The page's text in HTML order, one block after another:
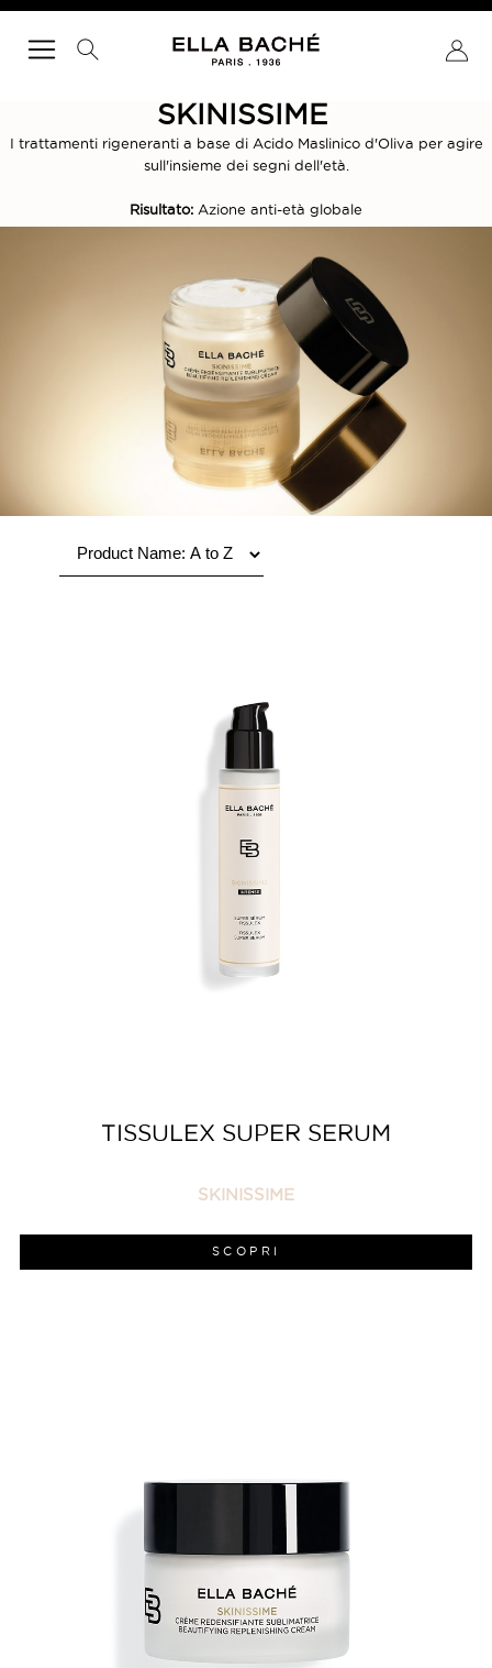
RICERCA
SKINISSIME
I trattamenti rigeneranti a base di Acido Maslinico d'Oliva per agire
sull'insieme dei segni dell'età.
Risultato: Azione anti-età globale
TISSULEX SUPER SERUM
SKINISSIME
SCOPRI